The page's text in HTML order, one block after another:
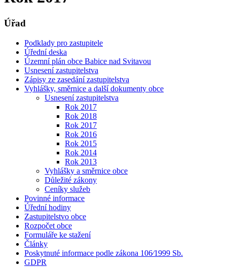
Úřad
Podklady pro zastupitele
Úřední deska
Územní plán obce Babice nad Svitavou
Usnesení zastupitelstva
Zápisy ze zasedání zastupitelstva
Vyhlášky, směrnice a další dokumenty obce
Usnesení zastupitelstva
Rok 2017
Rok 2018
Rok 2017
Rok 2016
Rok 2015
Rok 2014
Rok 2013
Vyhlášky a směrnice obce
Důležité zákony
Ceníky služeb
Povinné informace
Úřední hodiny
Zastupitelstvo obce
Rozpočet obce
Formuláře ke stažení
Články
Poskytnuté informace podle zákona 106⁄1999 Sb.
GDPR